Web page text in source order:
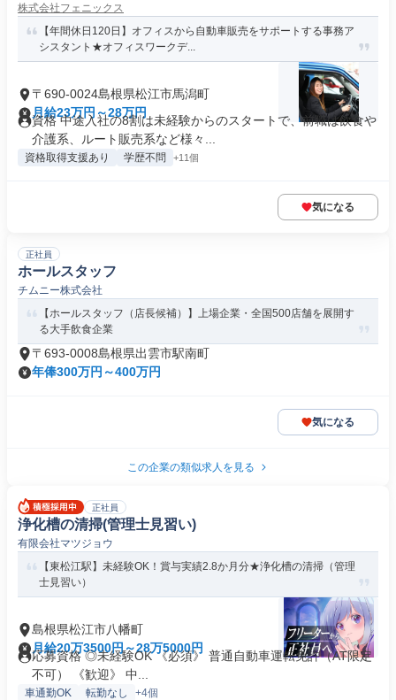
株式会社フェニックス
【年間休日120日】オフィスから自動車販売をサポートする事務ア
シスタント★オフィスワークデ...
〒690-0024島根県松江市馬潟町
月給23万円～28万円
資格 中途入社の8割は未経験からのスタートで、前職は飲食や
介護系、ルート販売系など様々...
資格取得支援あり 学歴不問 +11個
気になる
正社員
ホールスタッフ
チムニー株式会社
【ホールスタッフ（店長候補）】上場企業・全国500店舗を展開す
る大手飲食企業
〒693-0008島根県出雲市駅南町
年俸300万円～400万円
気になる
この企業の類似求人を見る
正社員
浄化槽の清掃(管理士見習い)
有限会社マツジョウ
【東松江駅】未経験OK！賞与実績2.8か月分★浄化槽の清掃（管理
士見習い）
島根県松江市八幡町
月給20万3500円～28万5000円
応募資格 ◎未経験OK 《必須》 普通自動車運転免許（AT限定
不可） 《歓迎》 中...
車通勤OK 転勤なし +4個